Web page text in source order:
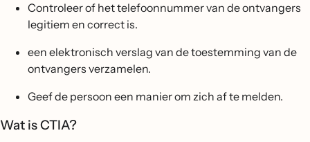
Controleer of het telefoonnummer van de ontvangers
legitiem en correct is.
een elektronisch verslag van de toestemming van de
ontvangers verzamelen.
Geef de persoon een manier om zich af te melden.
Wat is CTIA?